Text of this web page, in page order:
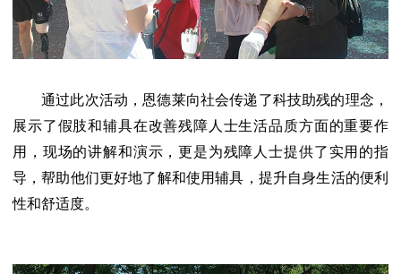
通过此次活动，恩德莱向社会传递了科技助残的理念，
展示了假肢和辅具在改善残障人士生活品质方面的重要作
用，现场的讲解和演示，更是为残障人士提供了实用的指
导，帮助他们更好地了解和使用辅具，提升自身生活的便利
性和舒适度。